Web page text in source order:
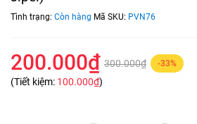
Tình trạng: Còn hàng Mã SKU: PVN76
200.000₫ 300.000₫ -33%
(Tiết kiệm: 100.000₫)